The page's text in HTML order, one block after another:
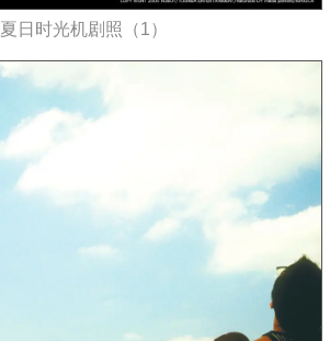
夏日时光机剧照（1）